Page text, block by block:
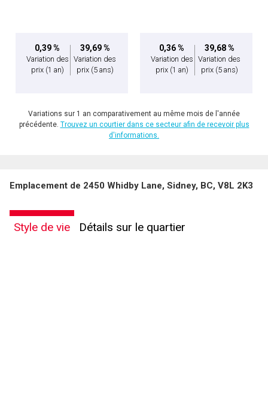
0,39 %
Variation des
prix (1 an)
39,69 %
Variation des
prix (5 ans)
0,36 %
Variation des
prix (1 an)
39,68 %
Variation des
prix (5 ans)
Variations sur 1 an comparativement au même mois de l'année
précédente. Trouvez un courtier dans ce secteur afin de recevoir plus
d'informations.
Emplacement de 2450 Whidby Lane, Sidney, BC, V8L 2K3
Style de vie Détails sur le quartier